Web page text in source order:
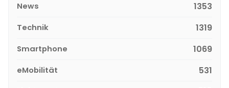
News 1353
Technik 1319
Smartphone 1069
eMobilität 531